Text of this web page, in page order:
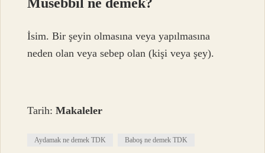
İsim. Bir şeyin olmasına veya yapılmasına
neden olan veya sebep olan (kişi veya şey).
Tarih:Makaleler
Aydamak ne demek TDK Baboş ne demek TDK